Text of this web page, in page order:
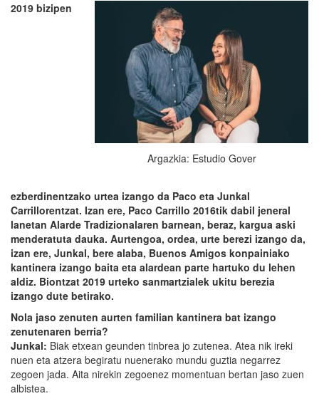
Argazkia: Estudio Gover
2019 bizipen
ezberdinentzako urtea izango da Paco eta Junkal
Carrillorentzat. Izan ere, Paco Carrillo 2016tik dabil jeneral
lanetan Alarde Tradizionalaren barnean, beraz, kargua aski
menderatuta dauka. Aurtengoa, ordea, urte berezi izango da,
izan ere, Junkal, bere alaba, Buenos Amigos konpainiako
kantinera izango baita eta alardean parte hartuko du lehen
aldiz. Biontzat 2019 urteko sanmartzialek ukitu berezia
izango dute betirako.
Nola jaso zenuten aurten familian kantinera bat izango
zenutenaren berria?
Junkal: Biak etxean geunden tinbrea jo zutenea. Atea nik ireki
nuen eta atzera begiratu nuenerako mundu guztia negarrez
zegoen jada. Aita nirekin zegoenez momentuan bertan jaso zuen
albistea.